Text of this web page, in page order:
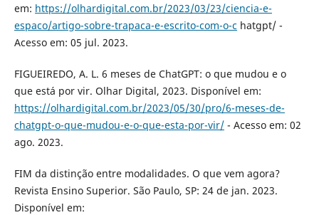
em: https://olhardigital.com.br/2023/03/23/ciencia-e-
espaco/artigo-sobre-trapaca-e-escrito-com-o-c hatgpt/ -
Acesso em: 05 jul. 2023.
FIGUEIREDO, A. L. 6 meses de ChatGPT: o que mudou e o
que está por vir. Olhar Digital, 2023. Disponível em:
https://olhardigital.com.br/2023/05/30/pro/6-meses-de-
chatgpt-o-que-mudou-e-o-que-esta-por-vir/- Acesso em: 02
ago. 2023.
FIM da distinção entre modalidades. O que vem agora?
Revista Ensino Superior. São Paulo, SP: 24 de jan. 2023.
Disponível em: